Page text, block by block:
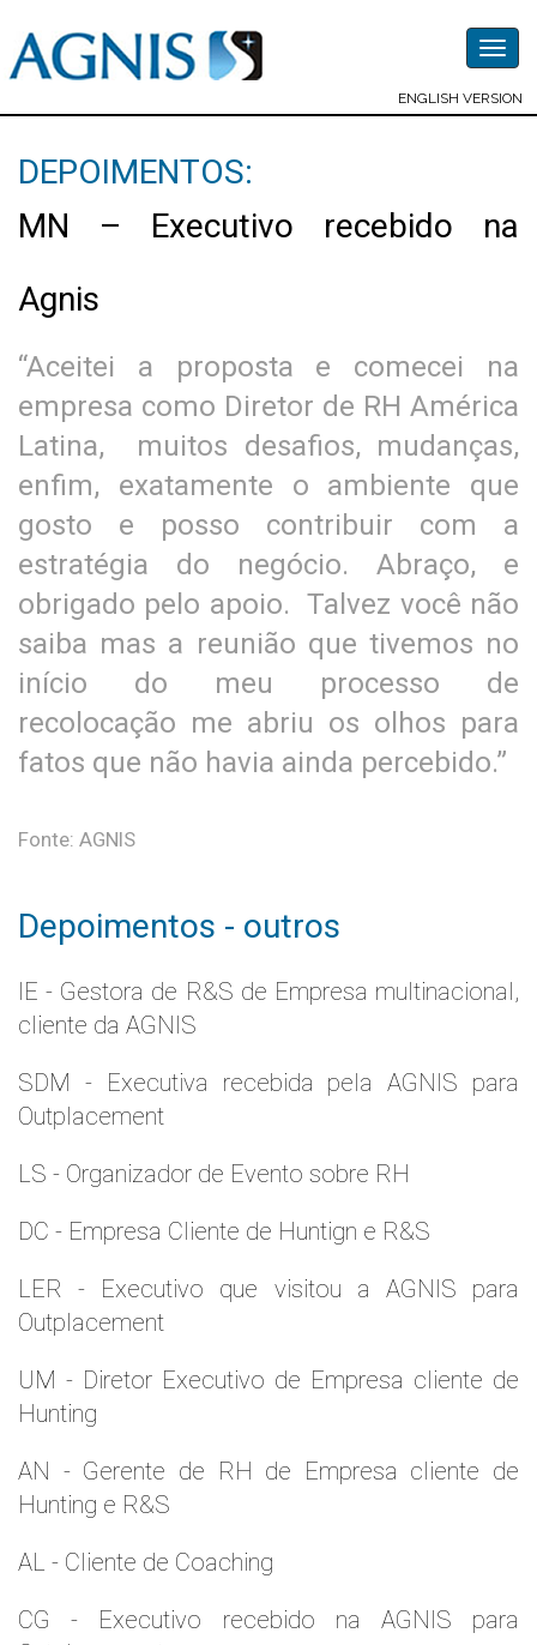
ENGLISH VERSION
DEPOIMENTOS:
MN – Executivo recebido na
Agnis
“Aceitei a proposta e comecei na
empresa como Diretor de RH América
Latina, muitos desafios, mudanças,
enfim, exatamente o ambiente que
gosto e posso contribuir com a
estratégia do negócio. Abraço, e
obrigado pelo apoio. Talvez você não
saiba mas a reunião que tivemos no
início do meu processo de
recolocação me abriu os olhos para
fatos que não havia ainda percebido.”
Fonte: AGNIS
Depoimentos - outros
IE - Gestora de R&S de Empresa multinacional,
cliente da AGNIS
SDM - Executiva recebida pela AGNIS para
Outplacement
LS - Organizador de Evento sobre RH
DC - Empresa Cliente de Huntign e R&S
LER - Executivo que visitou a AGNIS para
Outplacement
UM - Diretor Executivo de Empresa cliente de
Hunting
AN - Gerente de RH de Empresa cliente de
Hunting e R&S
AL - Cliente de Coaching
CG - Executivo recebido na AGNIS para